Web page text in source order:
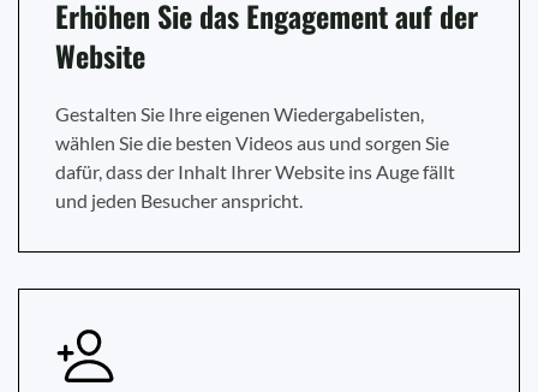
Erhöhen Sie das Engagement auf der
Website
Gestalten Sie Ihre eigenen Wiedergabelisten,
wählen Sie die besten Videos aus und sorgen Sie
dafür, dass der Inhalt Ihrer Website ins Auge fällt
und jeden Besucher anspricht.